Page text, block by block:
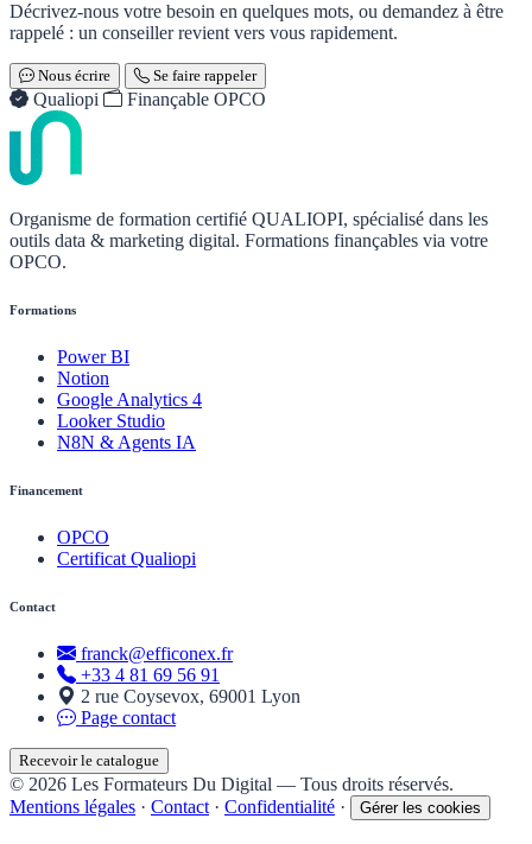
Décrivez-nous votre besoin en quelques mots, ou demandez à être
rappelé : un conseiller revient vers vous rapidement.
Nous écrire Se faire rappeler
Qualiopi Finançable OPCO
Organisme de formation certifié QUALIOPI, spécialisé dans les
outils data & marketing digital. Formations finançables via votre
OPCO.
Formations
Power BI
Notion
Google Analytics 4
Looker Studio
N8N & Agents IA
Financement
OPCO
Certificat Qualiopi
Contact
franck@efficonex.fr
+33 4 81 69 56 91
2 rue Coysevox, 69001 Lyon
Page contact
Recevoir le catalogue
© 2026 Les Formateurs Du Digital — Tous droits réservés.
Mentions légales · Contact · Confidentialité · Gérer les cookies